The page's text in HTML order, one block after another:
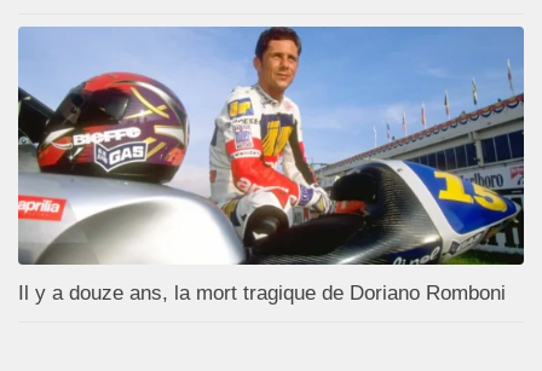
Il y a douze ans, la mort tragique de Doriano Romboni